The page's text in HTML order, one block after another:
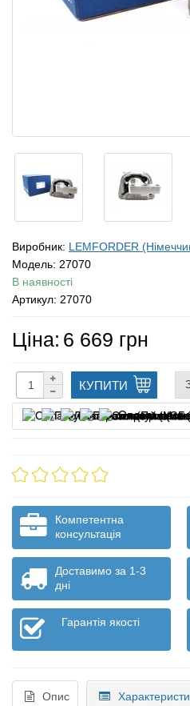
Виробник: LEMFORDER
Модель: 27070
В наявності
Артикул: 27070
Ціна: 6 669 грн
КУПИТИ
Оплата
Компетентна
консультація
Доставимо за 1-3
дні
Гарантія якості
Опис